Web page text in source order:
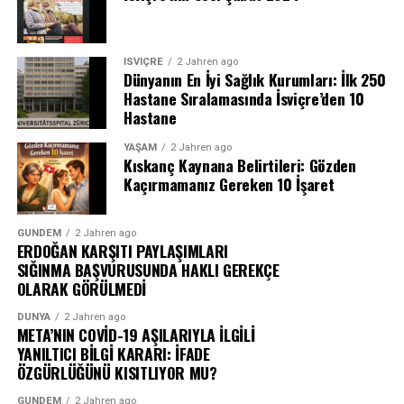
Cumhuriyet, Güneş, Radikal ile Akşam gazetelerinde
yazmış; edebiyatın yanında siyasetle de aktif biçimde
ilgilenmiş bir isim.
Yazarlığıyla ilgili anlattığı ayrıntılar ise en az kitapları
kadar ilgi çekici. Örneğin özel bir yazı odası ya da yazı
kalemleri olduğunu özellikle vurguluyor. Belli ki bazı
yazarların ihtiyacı büyük masalar ve düzenli odalarken,
bazılarına yalnızca iyi bir kalem ve sınır tanımayan bir
“Yazarken insanları mutlu etmek istiyorum. Bir aydın
olarak da elimden geleni yapıyorum,” diyen Nazlı Eray’ın
duygusu hissediliyor.
Olmayanın Güncesi
İSVIÇRE 2 Jahren ago
Dünyanın En İyi Sağlık Kurumları: İlk 250
Hastane Sıralamasında İsviçre’den 10
Hastane
YAŞAM 2 Jahren ago
Kıskanç Kaynana Belirtileri: Gözden
Kaçırmamanız Gereken 10 İşaret
GÜNDEM 2 Jahren ago
ERDOĞAN KARŞITI PAYLAŞIMLARI
SIĞINMA BAŞVURUSUNDA HAKLI GEREKÇE
OLARAK GÖRÜLMEDİ
DÜNYA 2 Jahren ago
META’NIN COVİD-19 AŞILARIYLA İLGİLİ
YANILTICI BİLGİ KARARI: İFADE
ÖZGÜRLÜĞÜNÜ KISITLIYOR MU?
GÜNDEM 2 Jahren ago